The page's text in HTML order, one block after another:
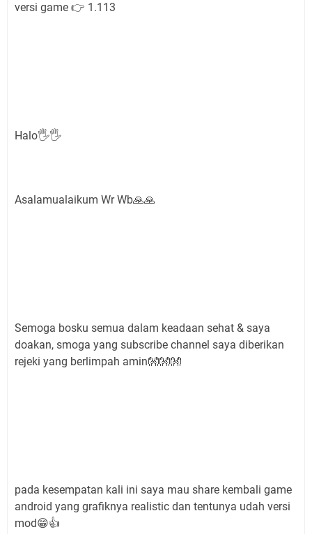
versi game 👉 1.113
Halo🖐🖐
Asalamualaikum Wr Wb🙏🙏
Semoga bosku semua dalam keadaan sehat & saya
doakan, smoga yang subscribe channel saya diberikan
rejeki yang berlimpah amin👐👐👐
pada kesempatan kali ini saya mau share kembali game
android yang grafiknya realistic dan tentunya udah versi
mod😁👍